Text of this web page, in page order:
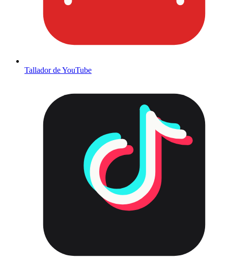
Tallador de YouTube